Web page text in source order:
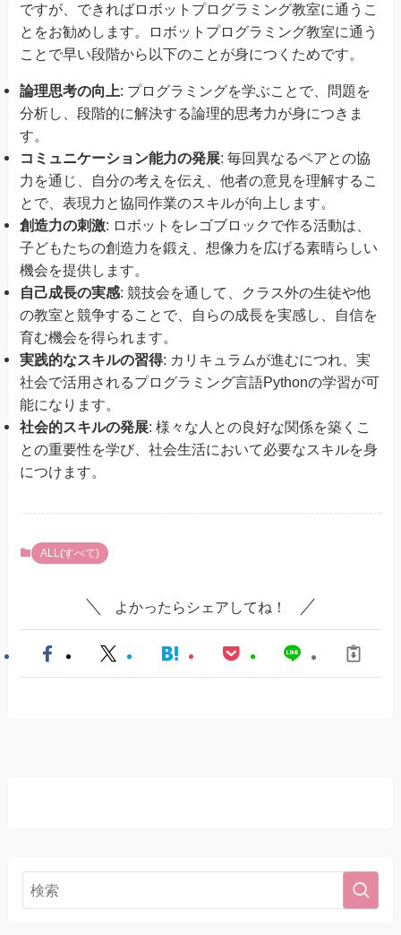
ですが、できればロボットプログラミング教室に通うこ
とをお勧めします。ロボットプログラミング教室に通う
ことで早い段階から以下のことが身につくためです。
論理思考の向上: プログラミングを学ぶことで、問題を
分析し、段階的に解決する論理的思考力が身につきま
す。
コミュニケーション能力の発展: 毎回異なるペアとの協
力を通じ、自分の考えを伝え、他者の意見を理解するこ
とで、表現力と協同作業のスキルが向上します。
創造力の刺激: ロボットをレゴブロックで作る活動は、
子どもたちの創造力を鍛え、想像力を広げる素晴らしい
機会を提供します。
自己成長の実感: 競技会を通して、クラス外の生徒や他
の教室と競争することで、自らの成長を実感し、自信を
育む機会を得られます。
実践的なスキルの習得: カリキュラムが進むにつれ、実
社会で活用されるプログラミング言語Pythonの学習が可
能になります。
社会的スキルの発展: 様々な人との良好な関係を築くこ
との重要性を学び、社会生活において必要なスキルを身
につけます。
ALL(すべて)
よかったらシェアしてね！